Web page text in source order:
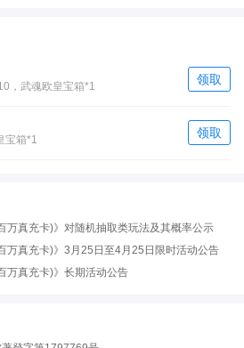
，武魂欧皇宝箱*1 领取
宝箱*1 领取
万真充卡)》对随机抽取类玩法及其概率公示
万真充卡)》3月25日至4月25日限时活动公告
万真充卡)》长期活动公告